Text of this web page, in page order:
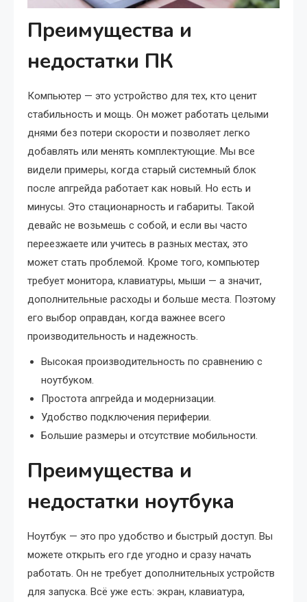
Преимущества и
недостатки ПК
Компьютер — это устройство для тех, кто ценит
стабильность и мощь. Он может работать целыми
днями без потери скорости и позволяет легко
добавлять или менять комплектующие. Мы все
видели примеры, когда старый системный блок
после апгрейда работает как новый. Но есть и
минусы. Это стационарность и габариты. Такой
девайс не возьмешь с собой, и если вы часто
переезжаете или учитесь в разных местах, это
может стать проблемой. Кроме того, компьютер
требует монитора, клавиатуры, мыши — а значит,
дополнительные расходы и больше места. Поэтому
его выбор оправдан, когда важнее всего
производительность и надежность.
Высокая производительность по сравнению с
ноутбуком.
Простота апгрейда и модернизации.
Удобство подключения периферии.
Большие размеры и отсутствие мобильности.
Преимущества и
недостатки ноутбука
Ноутбук — это про удобство и быстрый доступ. Вы
можете открыть его где угодно и сразу начать
работать. Он не требует дополнительных устройств
для запуска. Всё уже есть: экран, клавиатура,